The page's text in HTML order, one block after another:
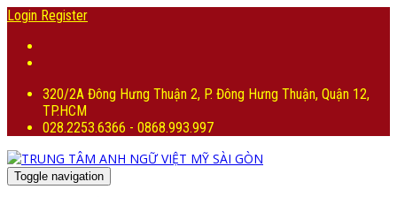
Login Register
320/2A Đông Hưng Thuận 2, P. Đông Hưng Thuận, Quận 12,
TP.HCM
028.2253.6366 - 0868.993.997
Toggle navigation